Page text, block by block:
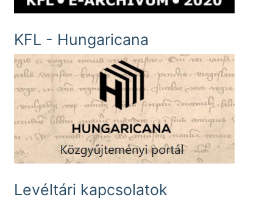
KFL - Hungaricana
Levéltári kapcsolatok